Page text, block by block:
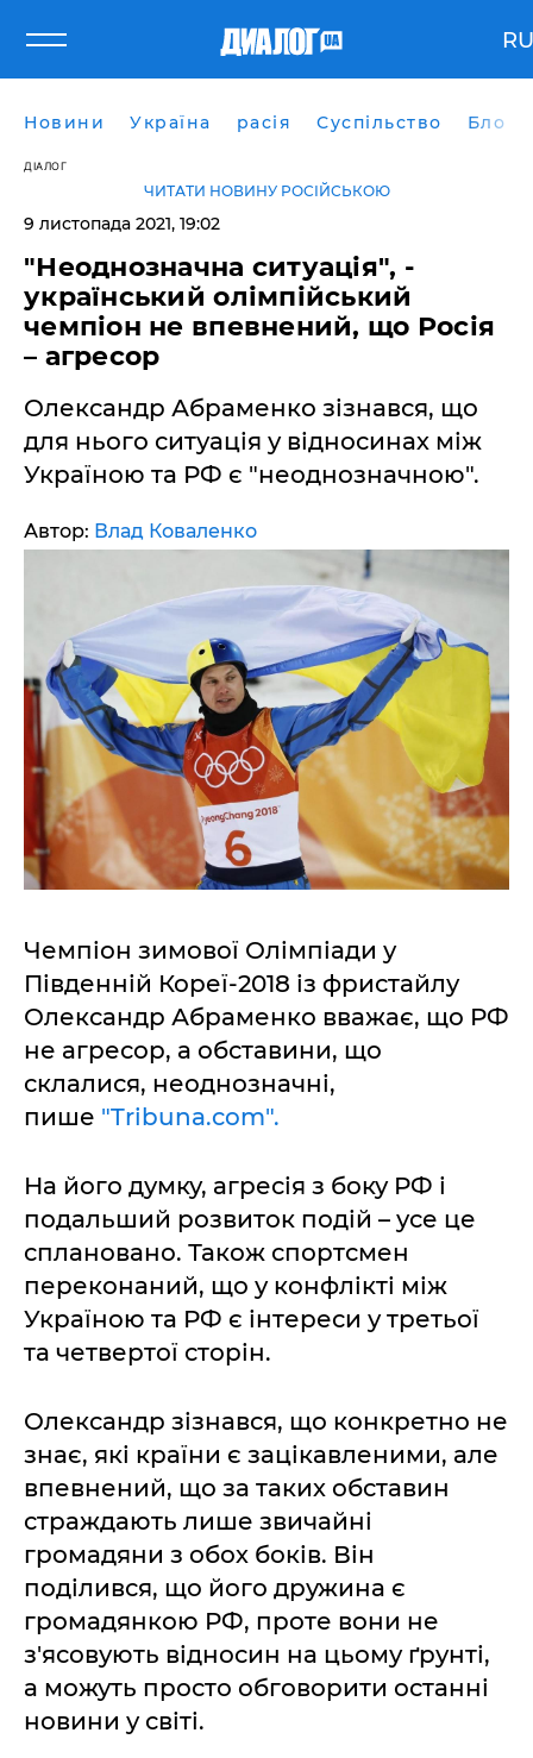
RU
Новини Україна расія Суспільство Блоги
ДІАЛОГ
ЧИТАТИ НОВИНУ РОСІЙСЬКОЮ
9 листопада 2021, 19:02
"Неоднозначна ситуація", -
український олімпійський
чемпіон не впевнений, що Росія
– агресор
Олександр Абраменко зізнався, що
для нього ситуація у відносинах між
Україною та РФ є "неоднозначною".
Автор: Влад Коваленко
Чемпіон зимової Олімпіади у
Південній Кореї-2018 із фристайлу
Олександр Абраменко вважає, що РФ
не агресор, а обставини, що
склалися, неоднозначні,
пише "Tribuna.com".
На його думку, агресія з боку РФ і
подальший розвиток подій – усе це
сплановано. Також спортсмен
переконаний, що у конфлікті між
Україною та РФ є інтереси у третьої
та четвертої сторін.
Олександр зізнався, що конкретно не
знає, які країни є зацікавленими, але
впевнений, що за таких обставин
страждають лише звичайні
громадяни з обох боків. Він
поділився, що його дружина є
громадянкою РФ, проте вони не
з'ясовують відносин на цьому ґрунті,
а можуть просто обговорити останні
новини у світі.